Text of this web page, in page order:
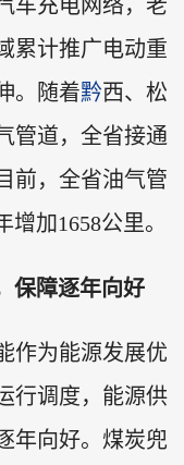
车充电网络，老
累计推广电动重
。随着黔西、松
管道，全省接通
前，全省油气管
加1658公里。
保障逐年向好
作为能源发展优
行调度，能源供
年向好。煤炭兜